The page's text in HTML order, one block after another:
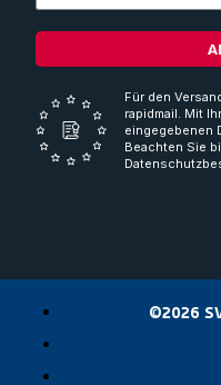
Für den
rapidmail. Mit
eingegebenen
Beachten Sie
©2026